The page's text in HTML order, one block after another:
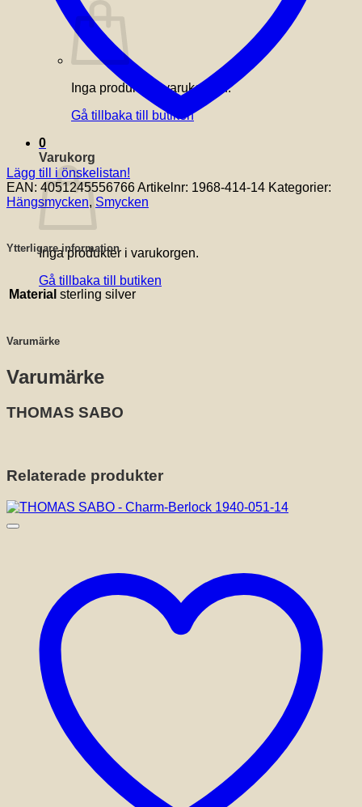
Inga produkter i varukorgen.
Gå tillbaka till butiken
0
Varukorg
Inga produkter i varukorgen.
Gå tillbaka till butiken
Lägg till i önskelistan!
EAN: 4051245556766Artikelnr: 1968-414-14 Kategorier:
Hängsmycken,Smycken
Ytterligare information
Material sterling silver
Varumärke
Varumärke
THOMAS SABO
Relaterade produkter